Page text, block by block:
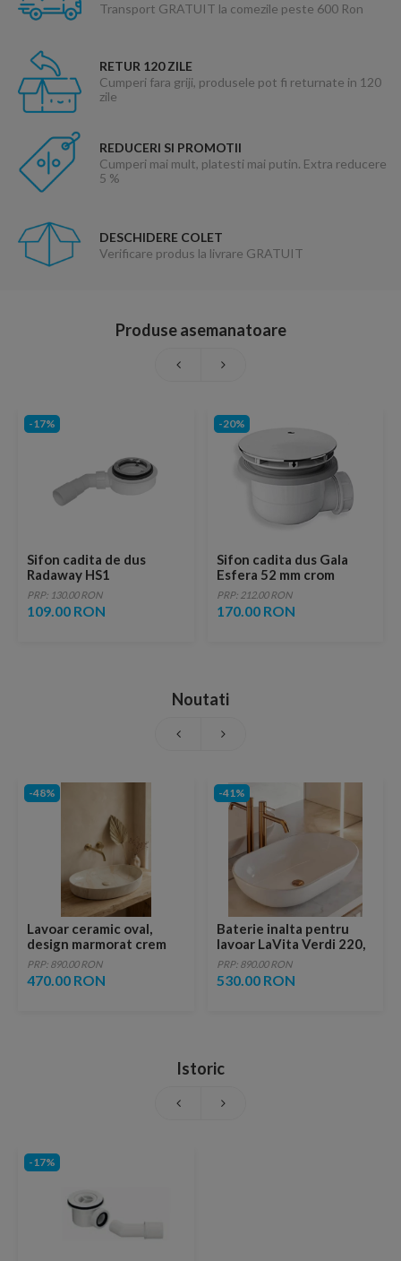
Transport GRATUIT la comezile peste 600 Ron
RETUR 120 ZILE
Cumperi fara griji, produsele pot fi returnate in 120
zile
REDUCERI SI PROMOTII
Cumperi mai mult, platesti mai putin. Extra reducere
5 %
DESCHIDERE COLET
Verificare produs la livrare GRATUIT
Produse asemanatoare
-17%
Sifon cadita de dus
Radaway HS1
PRP: 130.00 RON
109.00 RON
-20%
Sifon cadita dus Gala
Esfera 52 mm crom
PRP: 212.00 RON
170.00 RON
Noutati
-48%
Lavoar ceramic oval,
design marmorat crem
lucios cu vene aurii,
ventil inclus
PRP: 890.00 RON
470.00 RON
-41%
Baterie inalta pentru
lavoar LaVita Verdi 220,
fara ventil, brushed
copper
PRP: 890.00 RON
530.00 RON
Istoric
-17%